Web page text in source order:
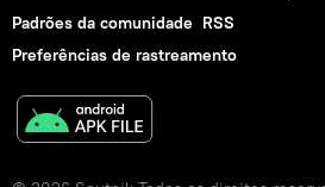
Padrões da comunidade RSS
Preferências de rastreamento